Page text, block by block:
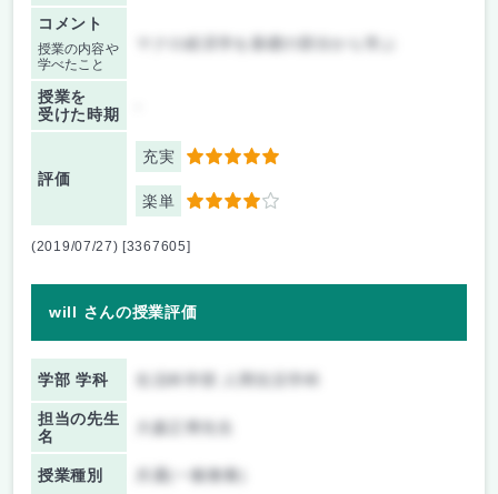
コメント
授業の内容や
学べたこと
マクロ経済学を基礎の部分から学ぶ
授業を
受けた時期
評価
充実 5
楽単 4
(2019/07/27) [3367605]
will さんの授業評価
学部 学科
担当の先生
名
大森正博先生
授業種別 共通(一般教養)